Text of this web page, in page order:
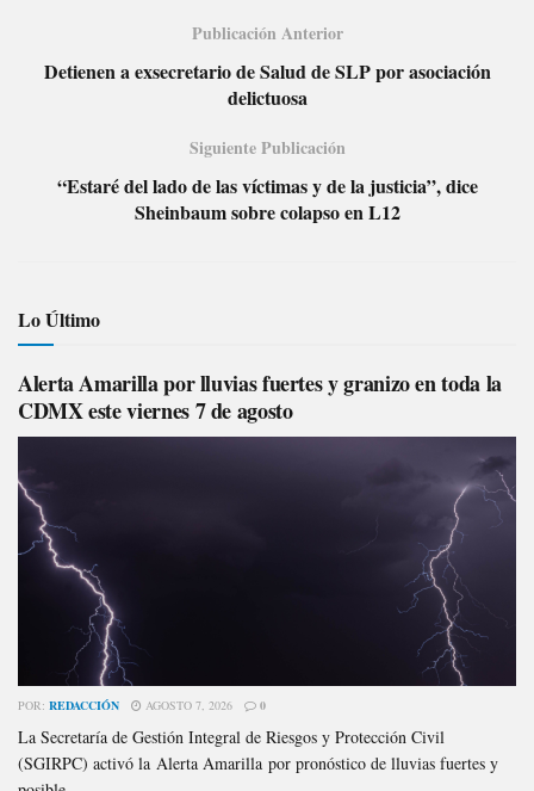
Publicación Anterior
Detienen a exsecretario de Salud de SLP por asociación
delictuosa
Siguiente Publicación
“Estaré del lado de las víctimas y de la justicia”, dice
Sheinbaum sobre colapso en L12
Lo Último
Alerta Amarilla por lluvias fuertes y granizo en toda la
CDMX este viernes 7 de agosto
POR: REDACCIÓN AGOSTO 7, 2026 0
La Secretaría de Gestión Integral de Riesgos y Protección Civil
(SGIRPC) activó la Alerta Amarilla por pronóstico de lluvias fuertes y